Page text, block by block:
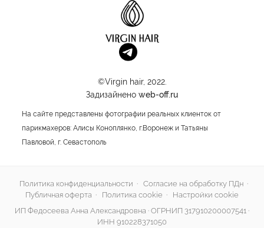
©Virgin hair, 2022.
Задизайнено web-off.ru
На сайте представлены фотографии реальных клиенток от
парикмахеров: Алисы Коноплянко, г.Воронеж и Татьяны
Павловой, г. Севастополь
Политика конфиденциальности · Согласие на обработку ПДн ·
Публичная оферта · Политика cookie ·
Настройки cookie
ИП Федосеева Анна Александровна · ОГРНИП 317910200007541 ·
ИНН 910228371050